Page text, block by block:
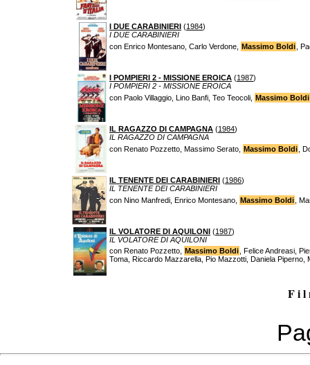
I DUE CARABINIERI (1984)
I DUE CARABINIERI
con Enrico Montesano, Carlo Verdone, Massimo Boldi ,
I POMPIERI 2 - MISSIONE EROICA (1987)
I POMPIERI 2 - MISSIONE EROICA
con Paolo Villaggio, Lino Banfi, Teo Teocoli, Massimo Boldi
IL RAGAZZO DI CAMPAGNA (1984)
IL RAGAZZO DI CAMPAGNA
con Renato Pozzetto, Massimo Serato, Massimo Boldi ,
IL TENENTE DEI CARABINIERI (1986)
IL TENENTE DEI CARABINIERI
con Nino Manfredi, Enrico Montesano, Massimo Boldi ,
IL VOLATORE DI AQUILONI (1987)
IL VOLATORE DI AQUILONI
con Renato Pozzetto, Massimo Boldi , Felice Andreasi,
Toma, Riccardo Mazzarella, Pio Mazzotti, Daniela Piperno,
F i l